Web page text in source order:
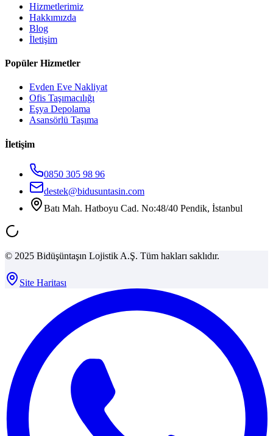
Hizmetlerimiz
Hakkımızda
Blog
İletişim
Popüler Hizmetler
Evden Eve Nakliyat
Ofis Taşımacılığı
Eşya Depolama
Asansörlü Taşıma
İletişim
0850 305 98 96
destek@bidusuntasin.com
Batı Mah. Hatboyu Cad. No:48/40 Pendik, İstanbul
© 2025 Bidüşüntaşın Lojistik A.Ş. Tüm hakları saklıdır.
Site Haritası